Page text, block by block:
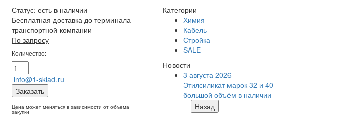
Статус: есть в наличии
Бесплатная доставка до терминала
транспортной компании
По запросу
Количество:
info@1-sklad.ru
Заказать
Цена может меняться в зависимости от объема
закупки
Категории
Химия
Кабель
Стройка
SALE
Новости
3 августа 2026
Этилсиликат марок 32 и 40 -
большой объём в наличии
Назад